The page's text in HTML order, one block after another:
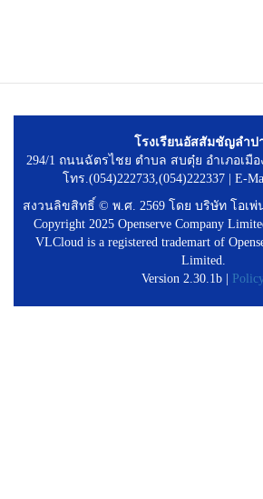
โรงเรียนอัสสัมชัญลำป
294/1 ถนนฉัตรไชย ตำบล สบตุ๋ย อำเภอเมือ
โทร.(054)222733,(054)222337 | E-
สงวนลิขสิทธิ์ © พ.ศ. 2569 โดย บริษัท โอเ
Copyright 2025 Openserve Company
VLCloud is a registered trademart of
Limited.
Version 2.30.1b |